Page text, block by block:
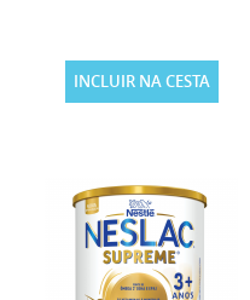
INCLUIR NA CESTA